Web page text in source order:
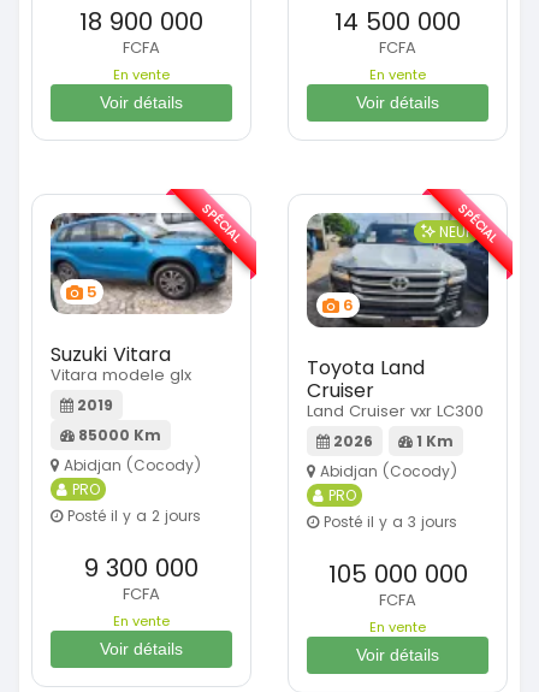
18 900 000
FCFA
En vente
Voir détails
14 500 000
FCFA
En vente
Voir détails
5
Suzuki Vitara
Vitara modele glx
2019
85000 Km
Abidjan (Cocody)
PRO
Posté il y a 2 jours
9 300 000
FCFA
En vente
Voir détails
SPÉCIAL
6
NEUF
Toyota Land
Cruiser
Land Cruiser vxr LC300
2026
1 Km
Abidjan (Cocody)
PRO
Posté il y a 3 jours
105 000 000
FCFA
En vente
Voir détails
SPÉCIAL